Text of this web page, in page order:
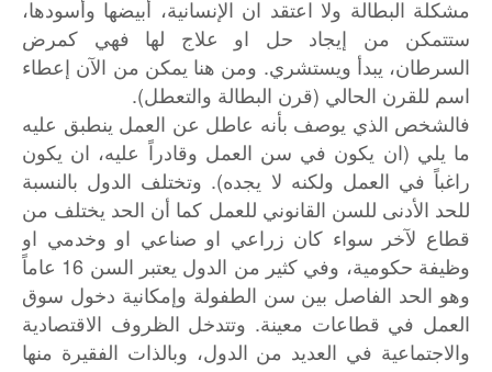
مشكلة البطالة ولا اعتقد ان الإنسانية، أبيضها وأسودها،
ستتمكن من إيجاد حل او علاج لها فهي كمرض
السرطان، يبدأ ويستشري. ومن هنا يمكن من الآن إعطاء
اسم للقرن الحالي (قرن البطالة والتعطل).
فالشخص الذي يوصف بأنه عاطل عن العمل ينطبق عليه
ما يلي (ان يكون في سن العمل وقادراً عليه، ان يكون
راغباً في العمل ولكنه لا يجده). وتختلف الدول بالنسبة
للحد الأدنى للسن القانوني للعمل كما أن الحد يختلف من
قطاع لآخر سواء كان زراعي او صناعي او وخدمي او
وظيفة حكومية، وفي كثير من الدول يعتبر السن 16 عاماً
وهو الحد الفاصل بين سن الطفولة وإمكانية دخول سوق
العمل في قطاعات معينة. وتتدخل الظروف الاقتصادية
والاجتماعية في العديد من الدول، وبالذات الفقيرة منها